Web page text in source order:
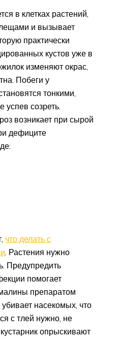
в клетках растений,
и вызывает
практически
кустов уже в
изменяют окрас,
Побеги у
тонкими,
успев созреть.
возникает при сырой
дефиците
что делать с
. Растения нужно
Предупредить
помогает
препаратом
насекомых, что
с тлей нужно, не
опрыскивают